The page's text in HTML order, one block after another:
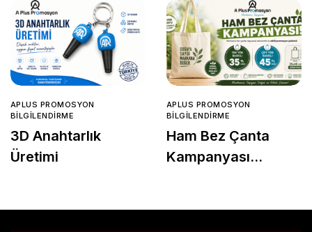
APLUS PROMOSYON
BILGILENDIRME
3D Anahtarlık
Üretimi
APLUS PROMOSYON
BILGILENDIRME
Ham Bez Çanta
Kampanyası